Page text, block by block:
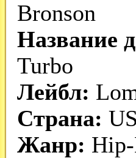
Bronson
Название
Turbo
Лейбл:
Страна:
Жанр: